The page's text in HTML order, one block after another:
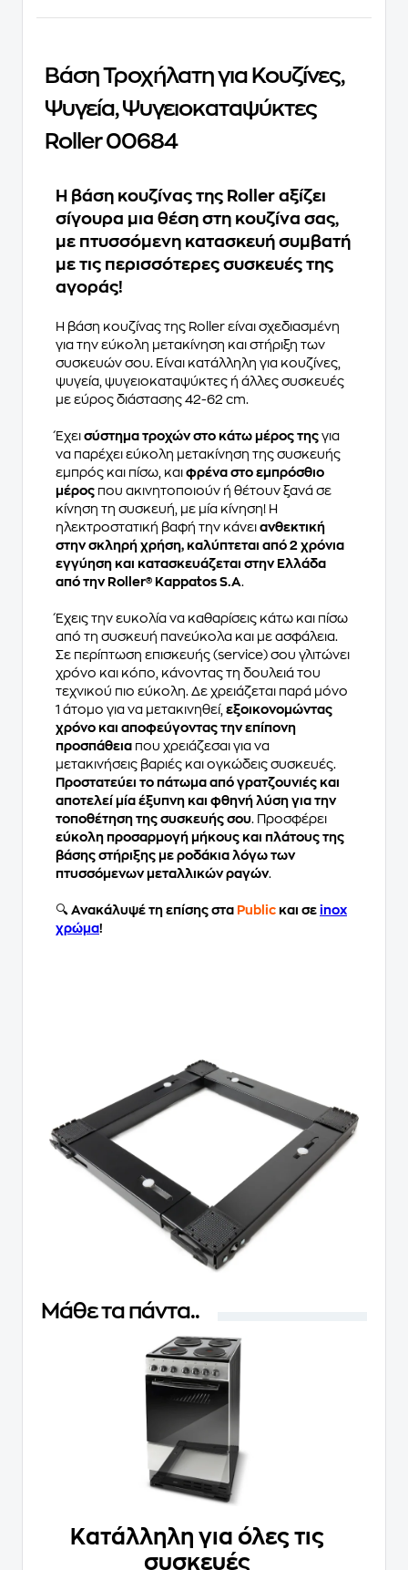
Βάση Τροχήλατη για Κουζίνες,
Ψυγεία, Ψυγειοκαταψύκτες
Roller 00684
Η βάση κουζίνας της Roller αξίζει
σίγουρα μια θέση στη κουζίνα σας,
με πτυσσόμενη κατασκευή συμβατή
με τις περισσότερες συσκευές της
αγοράς!
H βάση κουζίνας της Roller είναι σχεδιασμένη
για την εύκολη μετακίνηση και στήριξη των
συσκευών σου. Είναι κατάλληλη για κουζίνες,
ψυγεία, ψυγειοκαταψύκτες ή άλλες συσκευές
με εύρος διάστασης 42-62 cm.
Έχει σύστημα τροχών στο κάτω μέρος της για
να παρέχει εύκολη μετακίνηση της συσκευής
εμπρός και πίσω, και φρένα στο εμπρόσθιο
μέρος που ακινητοποιούν ή θέτουν ξανά σε
κίνηση τη συσκευή, με μία κίνηση! Η
ηλεκτροστατική βαφή την κάνει ανθεκτική
στην σκληρή χρήση, καλύπτεται από 2 χρόνια
εγγύηση και κατασκευάζεται στην Ελλάδα
από την Roller® Kappatos S.A.
Έχεις την ευκολία να καθαρίσεις κάτω και πίσω
από τη συσκευή πανεύκολα και με ασφάλεια.
Σε περίπτωση επισκευής (service) σου γλιτώνει
χρόνο και κόπο, κάνοντας τη δουλειά του
τεχνικού πιο εύκολη. Δε χρειάζεται παρά μόνο
1 άτομο για να μετακινηθεί, εξοικονομώντας
χρόνο και αποφεύγοντας την επίπονη
προσπάθεια που χρειάζεσαι για να
μετακινήσεις βαριές και ογκώδεις συσκευές.
Προστατεύει το πάτωμα από γρατζουνιές και
αποτελεί μία έξυπνη και φθηνή λύση για την
τοποθέτηση της συσκευής σου. Προσφέρει
εύκολη προσαρμογή μήκους και πλάτους της
βάσης στήριξης με ροδάκια λόγω των
πτυσσόμενων μεταλλικών ραγών.
🔍 Ανακάλυψέ τη επίσης στα Public και σε inox
χρώμα!
Μάθε τα πάντα..
Kατάλληλη για όλες τις
συσκευές